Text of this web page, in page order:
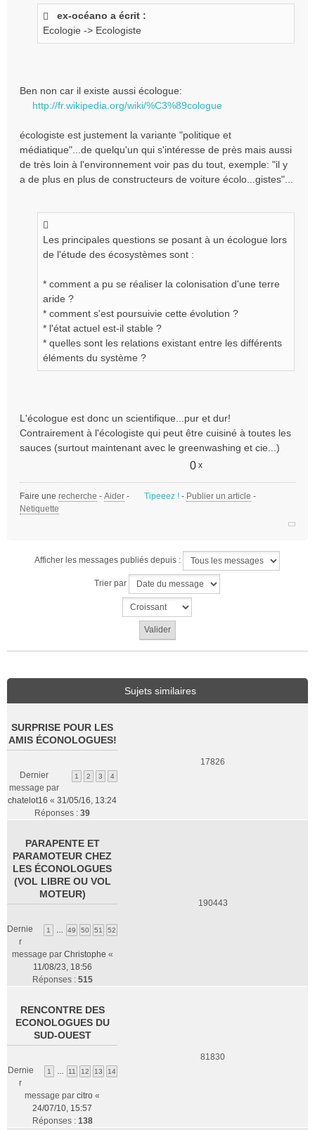
n
ex-océano a écrit :
Ecologie -> Ecologiste
Ben non car il existe aussi écologue:
http://fr.wikipedia.org/wiki/%C3%89cologue
écologiste est justement la variante "politique et
médiatique"...de quelqu'un qui s'intéresse de près mais aussi
de très loin à l'environnement voir pas du tout, exemple: "il y
a de plus en plus de constructeurs de voiture écolo...gistes"...
Les principales questions se posant à un écologue lors
de l'étude des écosystèmes sont :
* comment a pu se réaliser la colonisation d'une terre
aride ?
* comment s'est poursuivie cette évolution ?
* l'état actuel est-il stable ?
* quelles sont les relations existant entre les différents
éléments du système ?
L'écologue est donc un scientifique...pur et dur!
Contrairement à l'écologiste qui peut être cuisiné à toutes les
sauces (surtout maintenant avec le greenwashing et cie...)
0 x
Faire une recherche - Aider - Tipeeez ! - Publier un article -
Netiquette
Afficher les messages publiés depuis :
Trier par
Sujets similaires
SURPRISE POUR LES
AMIS ÉCONOLOGUES!
1 2 3 4
Dernier
message par
chatelot16 « 31/05/16, 13:24
Réponses : 39
17826
PARAPENTE ET
PARAMOTEUR CHEZ
LES ÉCONOLOGUES
(VOL LIBRE OU VOL
MOTEUR)
1 … 49 50 51 52
Dernie
r
message par Christophe «
11/08/23, 18:56
Réponses : 515
190443
RENCONTRE DES
ECONOLOGUES DU
SUD-OUEST
1 … 11 12 13 14
Dernie
r
message par citro «
24/07/10, 15:57
Réponses : 138
81830